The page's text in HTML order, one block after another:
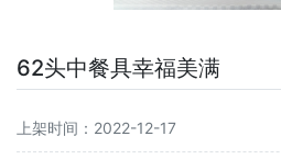
62头中餐具幸福美满
上架时间：2022-12-17